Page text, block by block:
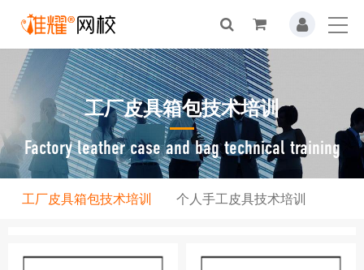
工厂皮具箱包技术培训
Factory leather case and bag technical training
工厂皮具箱包技术培训 个人手工皮具技术培训